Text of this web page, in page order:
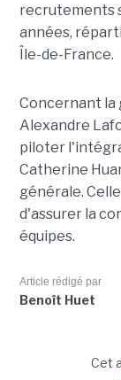
recrutements
années,
Île-de-France.
Concernant la
Alexandre
piloter
Catherine
générale.
d'assurer la
équipes.
Article rédigé par
Benoît Huet
Cet